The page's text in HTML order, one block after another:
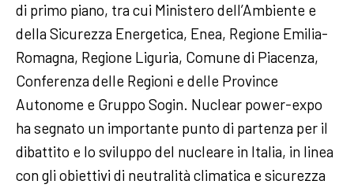
di primo piano, tra cui Ministero dell’Ambiente e
della Sicurezza Energetica, Enea, Regione Emilia-
Romagna, Regione Liguria, Comune di Piacenza,
Conferenza delle Regioni e delle Province
Autonome e Gruppo Sogin. Nuclear power-expo
ha segnato un importante punto di partenza per il
dibattito e lo sviluppo del nucleare in Italia, in linea
con gli obiettivi di neutralità climatica e sicurezza